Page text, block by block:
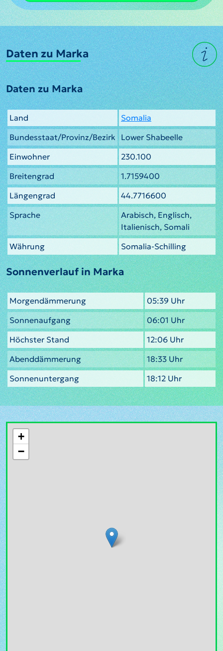
Daten zu Marka
Daten zu Marka
Land
Somalia
Bundesstaat/Provinz/Bezirk
Lower Shabeelle
Einwohner
230.100
Breitengrad
1.7159400
Längengrad
44.7716600
Sprache
Arabisch, Englisch,
Italienisch, Somali
Währung
Somalia-Schilling
Sonnenverlauf in Marka
Morgendämmerung
05:39 Uhr
Sonnenaufgang
06:01 Uhr
Höchster Stand
12:06 Uhr
Abenddämmerung
18:33 Uhr
Sonnenuntergang
18:12 Uhr
+
−